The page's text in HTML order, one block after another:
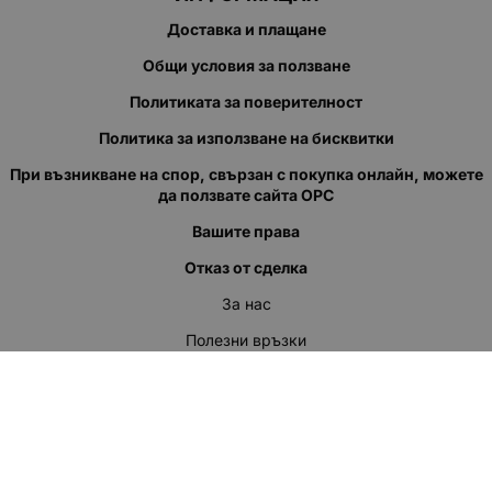
Доставка и плащане
Общи условия за ползване
Политиката за поверителност
Политика за използване на бисквитки
При възникване на спор, свързан с покупка онлайн, можете
да ползвате сайта ОРС
Вашите права
Отказ от сделка
За нас
Полезни връзки